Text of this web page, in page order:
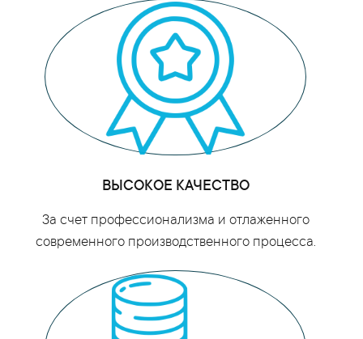
ВЫСОКОЕ КАЧЕСТВО
За счет профессионализма и отлаженного
современного производственного процесса.